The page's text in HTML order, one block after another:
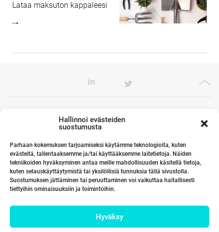
Hallinnoi evästeiden
suostumusta
Parhaan kokemuksen tarjoamiseksi käytämme teknologioita, kuten
evästeitä, tallentaaksemme ja/tai käyttääksemme laitetietoja. Näiden
tekniikoiden hyväksyminen antaa meille mahdollisuuden käsitellä tietoja,
kuten selauskäyttäytymistä tai yksilöllisiä tunnuksia tällä sivustolla.
Suostumuksen jättäminen tai peruuttaminen voi vaikuttaa haitallisesti
tiettyihin ominaisuuksiin ja toimintoihin.
Hyväksy
Lataa maksuton kappaleesi
Toimistomme Euroopassa
Kumppanimme maailmalla